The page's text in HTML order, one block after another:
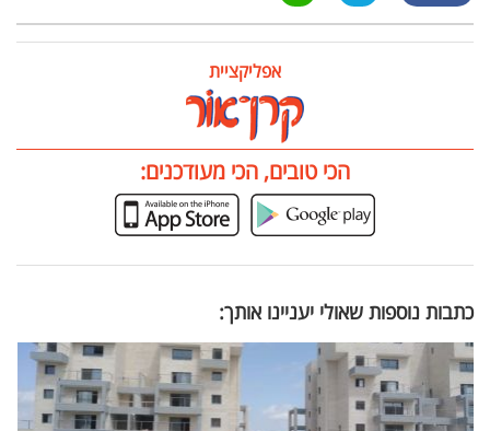
אפליקציית
הכי טובים, הכי מעודכנים:
כתבות נוספות שאולי יעניינו אותך: